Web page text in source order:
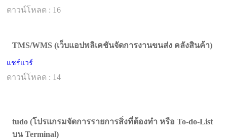
ดาวน์โหลด : 16
TMS/WMS (เว็บแอปพลิเคชันจัดการงานขนส่ง คลังสินค้า)
แชร์แวร์
ดาวน์โหลด : 14
tudo (โปรแกรมจัดการรายการสิ่งที่ต้องทำ หรือ To-do-List
บน Terminal)